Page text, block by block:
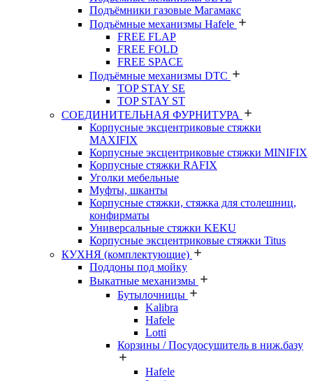
Подъёмники газовые Магамакс
Подъёмные механизмы Hafele
FREE FLAP
FREE FOLD
FREE SPACE
Подъёмные механизмы DTC
TOP STAY SE
TOP STAY ST
СОЕДИНИТЕЛЬНАЯ ФУРНИТУРА
Корпусные эксцентриковые стяжки
MAXIFIX
Корпусные эксцентриковые стяжки MINIFIX
Корпусные стяжки RAFIX
Уголки мебельные
Муфты, шканты
Корпусные стяжки, стяжка для столешниц,
конфирматы
Универсальные стяжки KEKU
Корпусные эксцентриковые стяжки Titus
КУХНЯ (комплектующие)
Поддоны под мойку
Выкатные механизмы
Бутылочницы
Kalibra
Hafele
Lotti
Корзины / Посудосушитель в ниж.базу
Hafele